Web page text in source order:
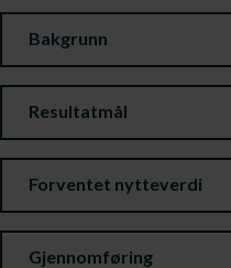
Bakgrunn
Resultatmål
Forventet nytteverdi
Gjennomføring